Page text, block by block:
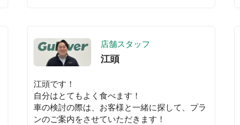
店舗スタッフ
江頭
江頭です！
自分はとてもよく食べます！
車の検討の際は、お客様と一緒に探して、プラ
ンのご案内をさせていただきます！